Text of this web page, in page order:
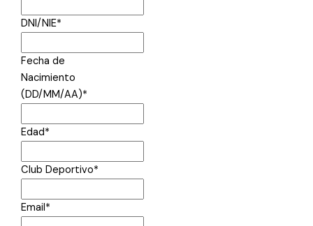
DNI/NIE*
Fecha de
Nacimiento
(DD/MM/AA)*
Edad*
Club Deportivo*
Email*